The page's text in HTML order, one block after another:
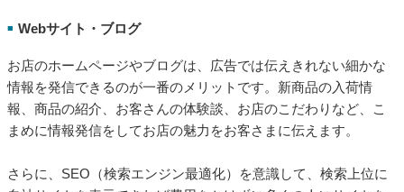
■ Webサイト・ブログ
お店のホームページやブログは、広告では伝えきれない細かな
情報を発信できるのが一番のメリットです。新商品の入荷情
報、商品の紹介、お客さんの体験談、お店のこだわりなど、こ
まめに情報発信をしてお店の魅力をお客さまに伝えます。
さらに、SEO（検索エンジン最適化）を意識して、検索上位に